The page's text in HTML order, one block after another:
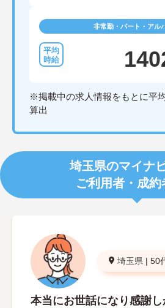
非常勤・パート・アル
※掲載中の求人情報をもとに平
算出
埼玉県のマイナ
ご利用者・成約
埼玉県 | 50
本当にお世話になり感謝し